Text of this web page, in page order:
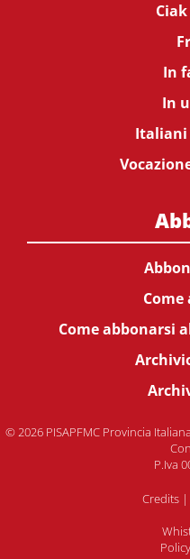
In
In
Italiani
Come abbonarsi
© 2026 PISAPFMC Provincia
P.Iva
Credits |
Policy